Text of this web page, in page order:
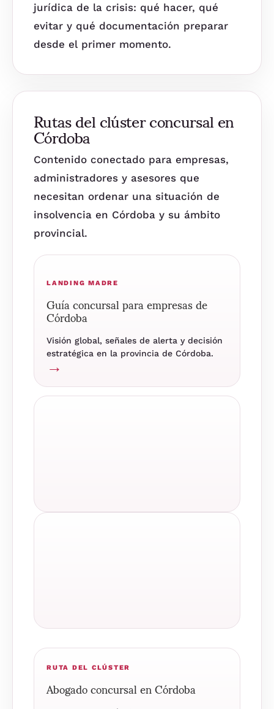
jurídica de la crisis: qué hacer, qué
evitar y qué documentación preparar
desde el primer momento.
Rutas del clúster concursal en
Córdoba
Contenido conectado para empresas,
administradores y asesores que
necesitan ordenar una situación de
insolvencia en Córdoba y su ámbito
provincial.
LANDING MADRE
Guía concursal para empresas de
Córdoba
Visión global, señales de alerta y decisión
estratégica en la provincia de Córdoba.
→
RUTA DEL CLÚSTER
Abogado concursal en Córdoba